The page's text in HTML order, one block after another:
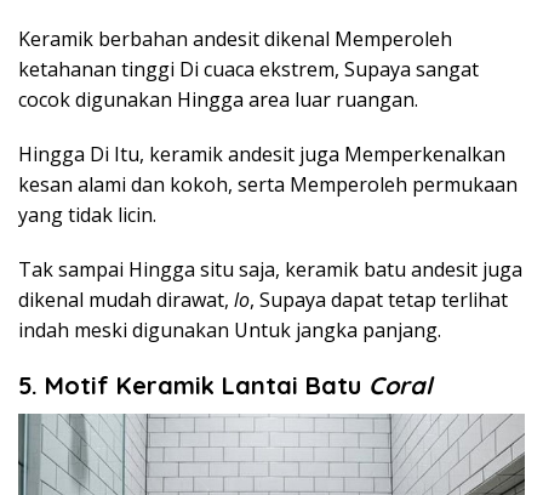
Keramik berbahan andesit dikenal Memperoleh
ketahanan tinggi Di cuaca ekstrem, Supaya sangat
cocok digunakan Hingga area luar ruangan.
Hingga Di Itu, keramik andesit juga Memperkenalkan
kesan alami dan kokoh, serta Memperoleh permukaan
yang tidak licin.
Tak sampai Hingga situ saja, keramik batu andesit juga
dikenal mudah dirawat, lo, Supaya dapat tetap terlihat
indah meski digunakan Untuk jangka panjang.
5. Motif Keramik Lantai Batu Coral